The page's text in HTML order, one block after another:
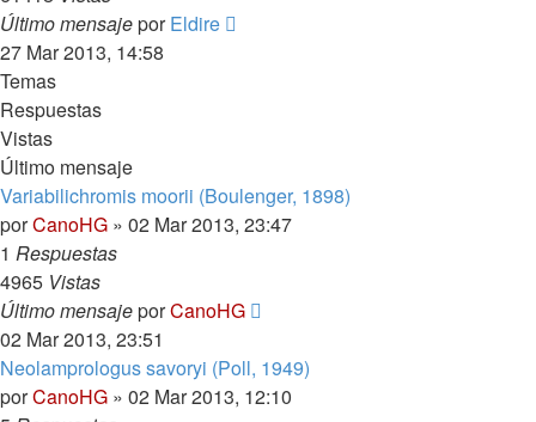
Último mensajeporEldire
27 Mar 2013, 14:58
Temas
Respuestas
Vistas
Último mensaje
Variabilichromis moorii (Boulenger, 1898)
porCanoHG » 02 Mar 2013, 23:47
1 Respuestas
4965 Vistas
Último mensajeporCanoHG
02 Mar 2013, 23:51
Neolamprologus savoryi (Poll, 1949)
porCanoHG » 02 Mar 2013, 12:10